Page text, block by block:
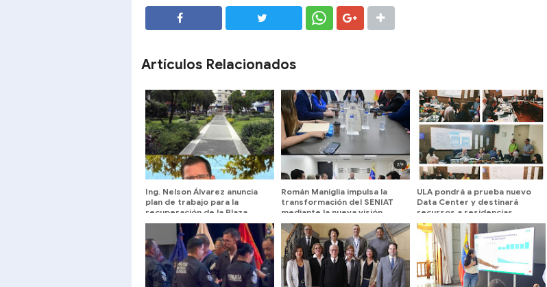
Artículos Relacionados
Ing. Nelson Álvarez anuncia
plan de trabajo para la
recuperación de la Plaza
Bolívar de Mérida
Román Maniglia impulsa la
transformación del SENIAT
mediante la nueva visión
MODA junto a gremios
técnicos y tributarios
ULA pondrá a prueba nuevo
Data Center y destinará
recursos a residencias
estudiantiles